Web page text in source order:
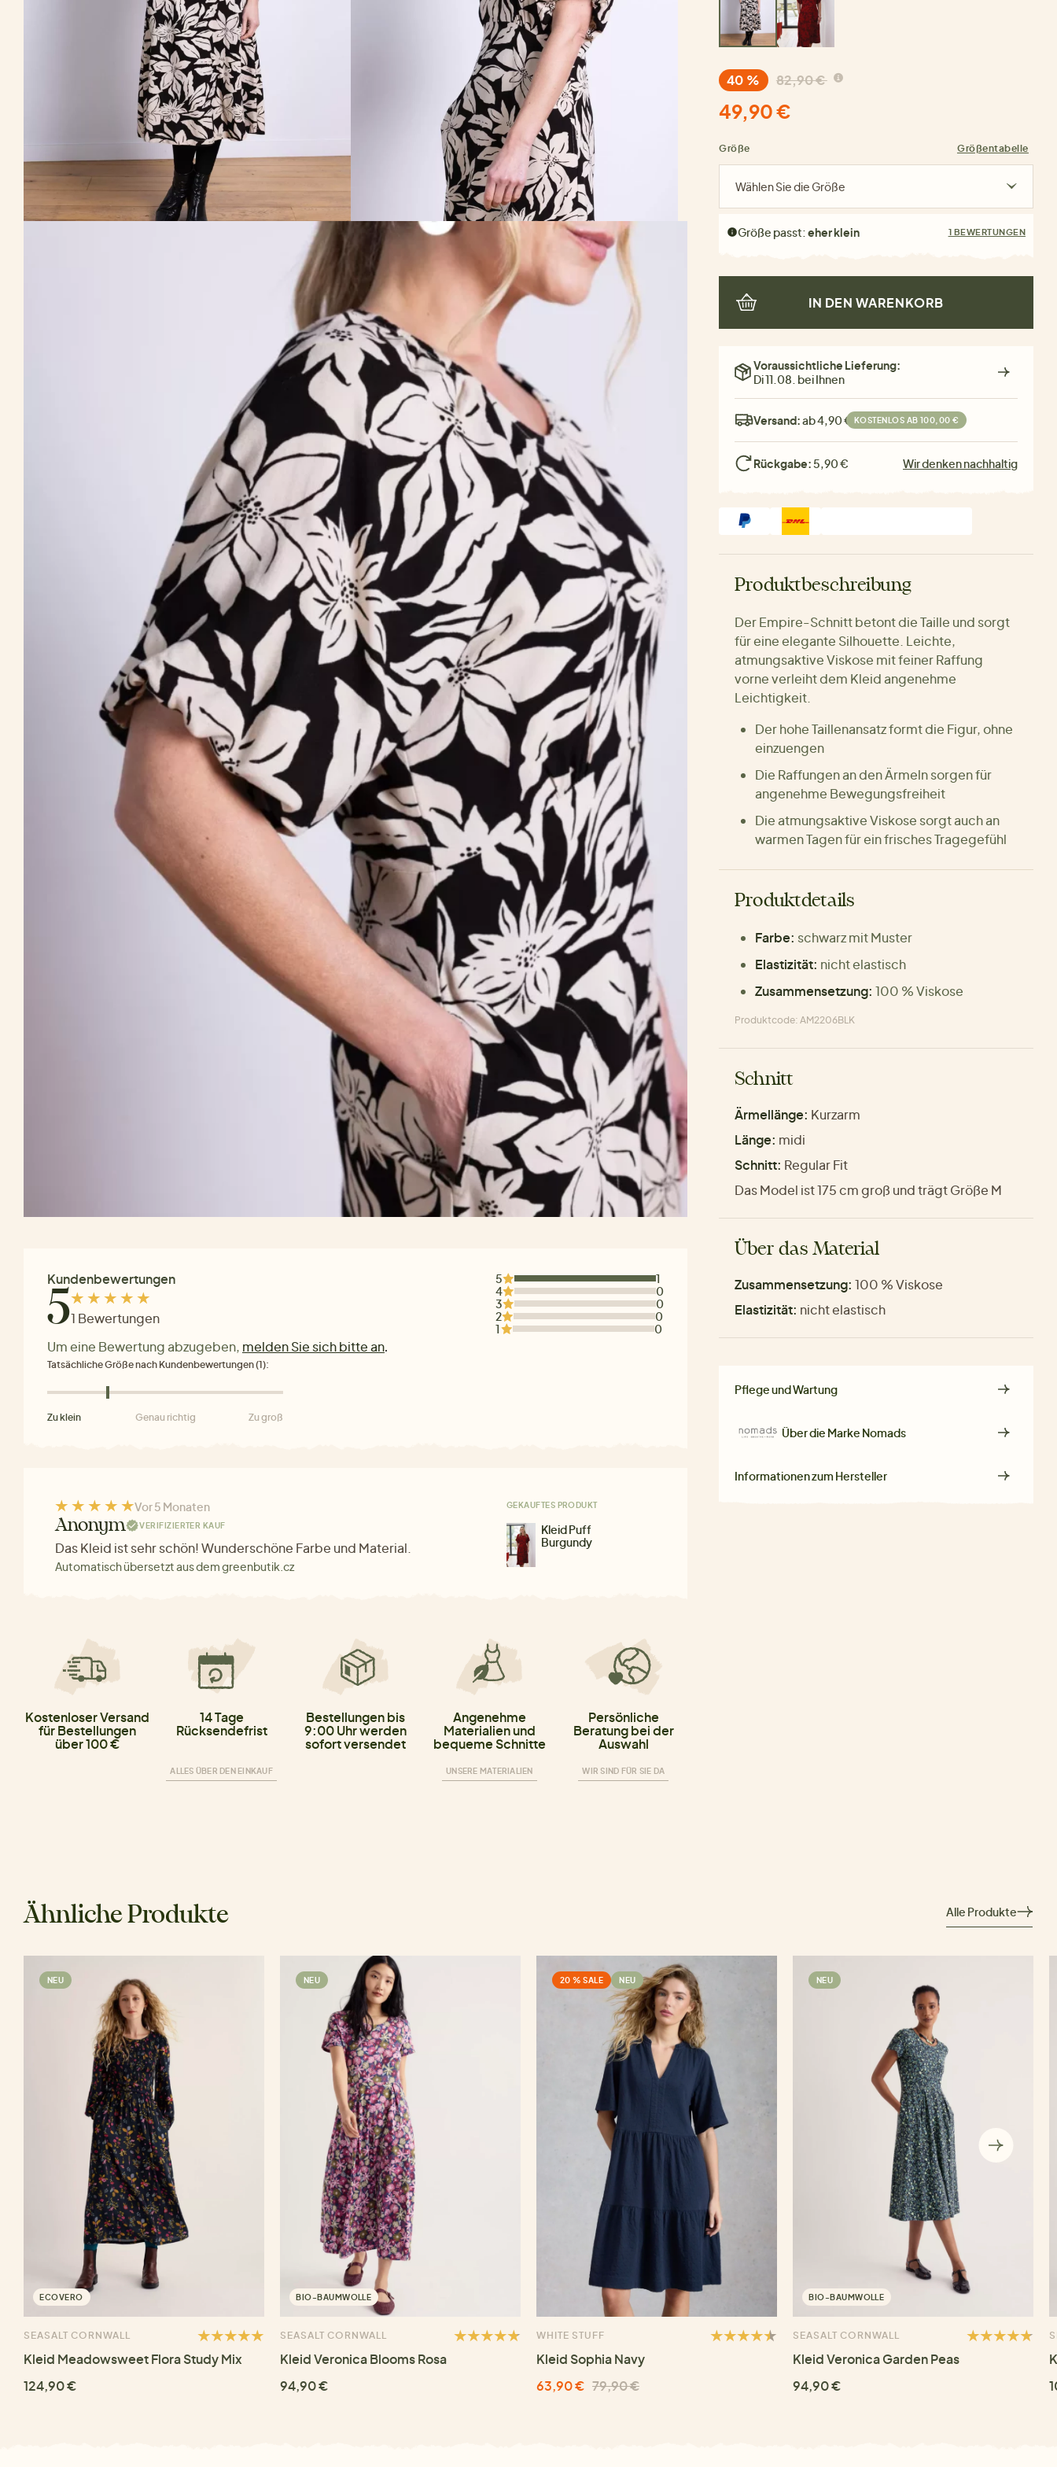
Kundenbewertungen
51 Bewertungen
Um eine Bewertung abzugeben, melden Sie sich bitte an.
5
1
4
0
3
0
2
0
1
0
Tatsächliche Größe nach Kundenbewertungen (1):
Zu klein Genau richtig Zu groß
Vor 5 Monaten
Anonym VERIFIZIERTER KAUF
Das Kleid ist sehr schön! Wunderschöne Farbe und Material.
Automatisch übersetzt aus dem greenbutik.cz
GEKAUFTES PRODUKT
Kleid Puff
Burgundy
Kostenloser Versand
für Bestellungen
über 100 €
14 Tage
Rücksendefrist
ALLES ÜBER DEN EINKAUF
Bestellungen bis
9:00 Uhr werden
sofort versendet
Angenehme
Materialien und
bequeme Schnitte
UNSERE MATERIALIEN
Persönliche
Beratung bei der
Auswahl
WIR SIND FÜR SIE DA
40 % 82,90 €
49,90 €
Größe Größentabelle
Wählen Sie die Größe
Größe passt:eher klein 1 BEWERTUNGEN
IN DEN WARENKORB
Voraussichtliche Lieferung:
Di 11.08. bei Ihnen
Versand:ab 4,90 € KOSTENLOS AB 100,00 €
Rückgabe: 5,90 € Wir denken nachhaltig
Produktbeschreibung
Der Empire-Schnitt betont die Taille und sorgt
für eine elegante Silhouette. Leichte,
atmungsaktive Viskose mit feiner Raffung
vorne verleiht dem Kleid angenehme
Leichtigkeit.
Der hohe Taillenansatz formt die Figur, ohne
einzuengen
Die Raffungen an den Ärmeln sorgen für
angenehme Bewegungsfreiheit
Die atmungsaktive Viskose sorgt auch an
warmen Tagen für ein frisches Tragegefühl
Produktdetails
Farbe: schwarz mit Muster
Elastizität: nicht elastisch
Zusammensetzung: 100 % Viskose
Produktcode: AM2206BLK
Schnitt
Ärmellänge: Kurzarm
Länge: midi
Schnitt: Regular Fit
Das Model ist 175 cm groß und trägt Größe M
Über das Material
Zusammensetzung: 100 % Viskose
Elastizität: nicht elastisch
Pflege und Wartung
Über die Marke Nomads
Informationen zum Hersteller
Ähnliche Produkte Alle Produkte
NEU
ECOVERO
SEASALT CORNWALL
Kleid Meadowsweet Flora Study Mix
124,90 €
NEU
BIO-BAUMWOLLE
SEASALT CORNWALL
Kleid Veronica Blooms Rosa
94,90 €
20 % SALE NEU
WHITE STUFF
Kleid Sophia Navy
63,90 € 79,90 €
NEU
BIO-BAUMWOLLE
SEASALT CORNWALL
Kleid Veronica Garden Peas
94,90 €